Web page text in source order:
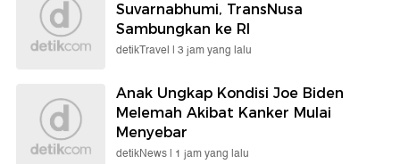
Suvarnabhumi, TransNusa
Sambungkan ke RI
detikTravel | 3 jam yang lalu
Anak Ungkap Kondisi Joe Biden
Melemah Akibat Kanker Mulai
Menyebar
detikNews | 1 jam yang lalu